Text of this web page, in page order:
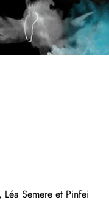
Semere et Pinfei